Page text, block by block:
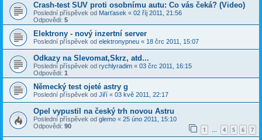
Crash-test SUV proti osobnímu autu: Co vás čeká? (Video)
Poslední příspěvek od Marťasek « 02 říj 2011, 21:56
Odpovědi: 5
Elektrony - nový inzertní server
Poslední příspěvek od elektronypneu « 18 črc 2011, 15:07
Odkazy na Slevomat,Skrz, atd...
Poslední příspěvek od rychlyradim « 03 črc 2011, 16:15
Odpovědi: 1
Německý test ojeté astry g
Poslední příspěvek od Jiří « 03 kvě 2011, 22:17
Opel vypustil na český trh novou Astru
Poslední příspěvek od glemo « 25 úno 2011, 15:10
Odpovědi: 90 1 … 4 5 6 7